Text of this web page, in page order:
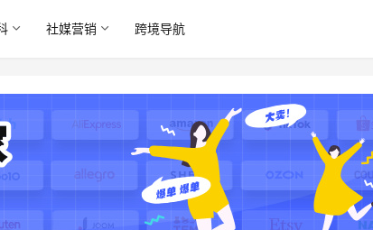
社媒营销 跨境导航